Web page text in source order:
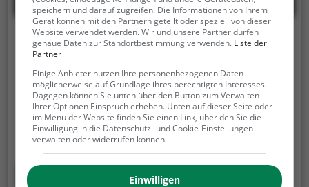
Fitnesspark Pfäffikon ZH
Pfaffbergstrasse, 8330 Pfäffikon ZH
Der Fitnesspark Pfäffikon ZH ist ein Fitnesspark in
Pfäffikon ZH. Der Fitnesspark Pfäffikon ZH ist die
perfekte Alternative für alle, die gerne Sport machen
und mit Geräten trainieren, aber keine Lust auf
stickige und enge Fitnessstudios haben.
Mehr erfahren
speichern und darauf zugreifen. Die Informationen von Ihrem
Gerät können mit den Partnern geteilt oder speziell von dieser
Website verwendet werden. Wir und unsere Partner dürfen
genaue Daten zur Standortbestimmung verwenden. Liste der
Partner
Einige Anbieter nutzen Ihre personenbezogenen Daten
möglicherweise auf Grundlage ihres berechtigten Interesses.
Dagegen können Sie unten über den Button zum Verwalten
Ihrer Optionen Einspruch erheben. Unten auf dieser Seite oder
im Menü der Website finden Sie einen Link, über den Sie die
Einwilligung in die Datenschutz- und Cookie-Einstellungen
verwalten oder widerrufen können.
Einwilligen